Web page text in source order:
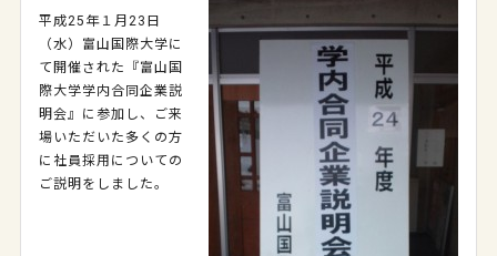
平成25年１月23日
（水）富山国際大学に
て開催された『富山国
際大学学内合同企業説
明会』に参加し、ご来
場いただいた多くの方
に社員採用についての
ご説明をしました。